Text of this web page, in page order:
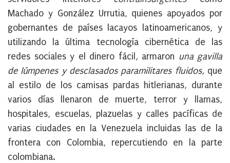
Machado y González Urrutia, quienes apoyados por
gobernantes de países lacayos latinoamericanos, y
utilizando la última tecnología cibernética de las
redes sociales y el dinero fácil, armaron una gavilla
de lúmpenes y desclasados paramilitares fluidos, que
al estilo de los camisas pardas hitlerianas, durante
varios días llenaron de muerte, terror y llamas,
hospitales, escuelas, plazuelas y calles pacíficas de
varias ciudades en la Venezuela incluidas las de la
frontera con Colombia, repercutiendo en la parte
colombiana.